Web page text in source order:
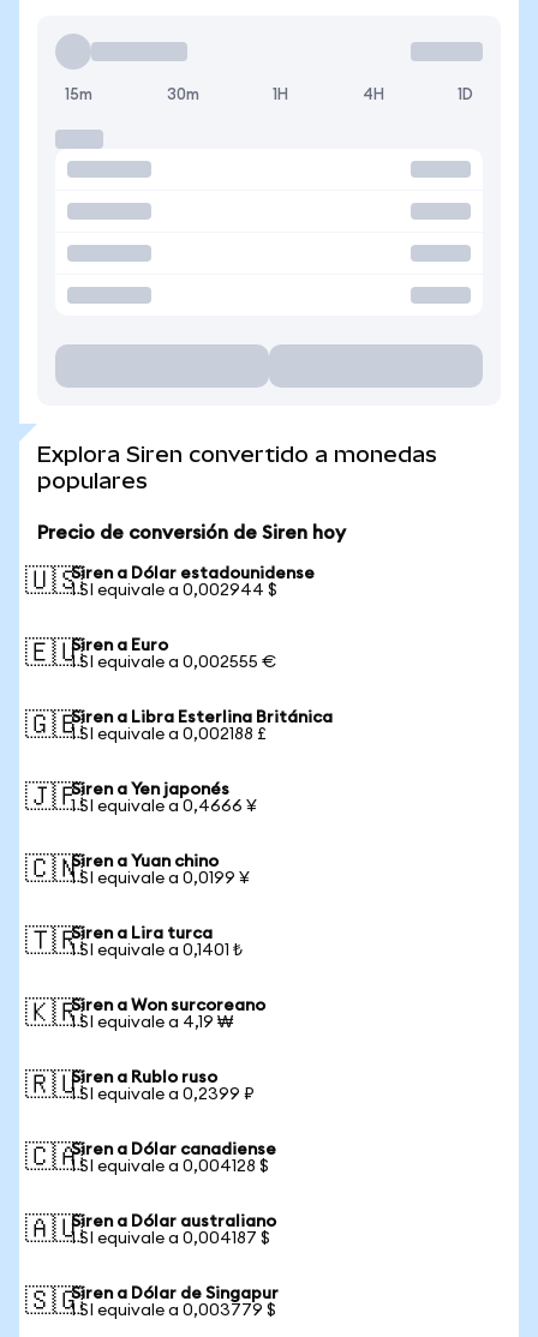
15m 30m 1H 4H 1D
Explora Siren convertido a monedas
populares
Precio de conversión de Siren hoy
🇺🇸Siren a Dólar estadounidense
1 SI equivale a 0,002944 $
🇪🇺Siren a Euro
1 SI equivale a 0,002555 €
🇬🇧Siren a Libra Esterlina Británica
1 SI equivale a 0,002188 £
🇯🇵Siren a Yen japonés
1 SI equivale a 0,4666 ¥
🇨🇳Siren a Yuan chino
1 SI equivale a 0,0199 ¥
🇹🇷Siren a Lira turca
1 SI equivale a 0,1401 ₺
🇰🇷Siren a Won surcoreano
1 SI equivale a 4,19 ₩
🇷🇺Siren a Rublo ruso
1 SI equivale a 0,2399 ₽
🇨🇦Siren a Dólar canadiense
1 SI equivale a 0,004128 $
🇦🇺Siren a Dólar australiano
1 SI equivale a 0,004187 $
🇸🇬Siren a Dólar de Singapur
1 SI equivale a 0,003779 $